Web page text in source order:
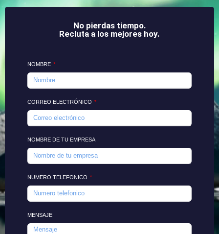
No pierdas tiempo.
Recluta a los mejores hoy.
NOMBRE
CORREO ELECTRÓNICO
NOMBRE DE TU EMPRESA
NUMERO TELEFONICO
MENSAJE